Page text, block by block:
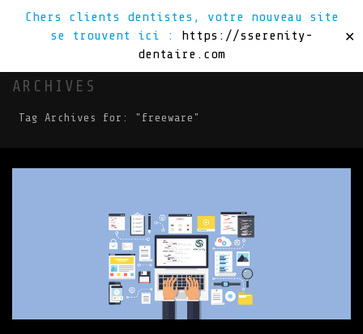
Chers clients dentistes, votre nouveau site
se trouvent ici : https://sserenity-
dentaire.com
✕
ARCHIVES
Tag Archives for: "freeware"